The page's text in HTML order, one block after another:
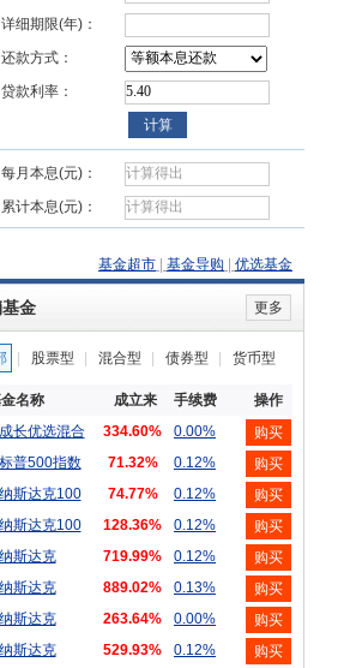
详细期限(年)：
还款方式：
贷款利率：
每月本息(元)：
累计本息(元)：